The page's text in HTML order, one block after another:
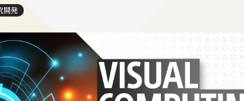
開発